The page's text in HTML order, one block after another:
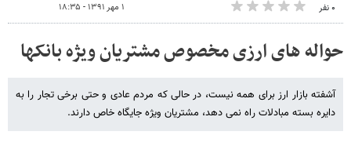
۰ نفر ۱ مهر ۱۳۹۱ - ۱۸:۳۵
حواله های ارزی مخصوص مشتریان ویژه بانکها
آشفته بازار ارز برای همه نیست، در حالی که مردم عادی و حتی برخی تجار را به
دایره بسته مبادلات راه نمی دهد، مشتریان ویژه جایگاه خاص دارند.